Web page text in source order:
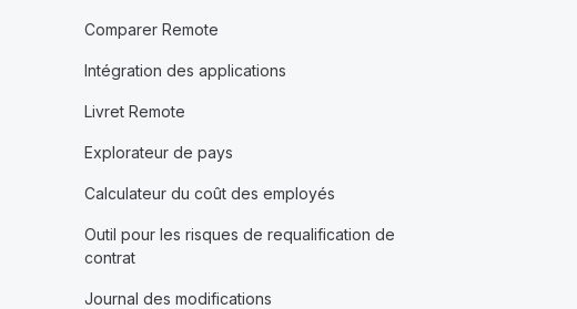
Comparer Remote
Intégration des applications
Livret Remote
Explorateur de pays
Calculateur du coût des employés
Outil pour les risques de requalification de
contrat
Journal des modifications